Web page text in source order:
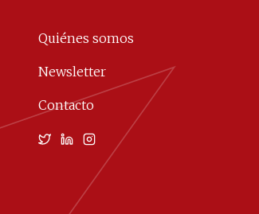
Quiénes somos
Newsletter
Contacto